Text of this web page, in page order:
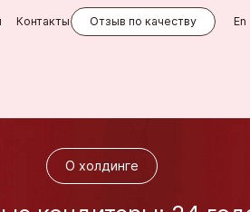
Контакты Отзыв по качеству
En
О холдинге
Фирменные магазины